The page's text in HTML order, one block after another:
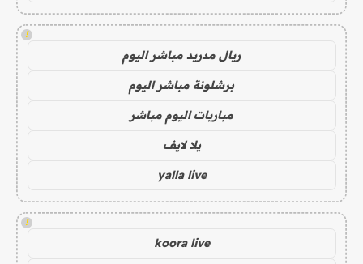
!
ريال مدريد مباشر اليوم
برشلونة مباشر اليوم
مباريات اليوم مباشر
يلا لايف
yalla live
!
koora live